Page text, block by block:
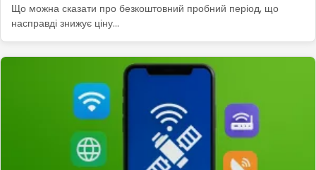
Що можна сказати про безкоштовний пробний період, що
насправді знижує ціну…